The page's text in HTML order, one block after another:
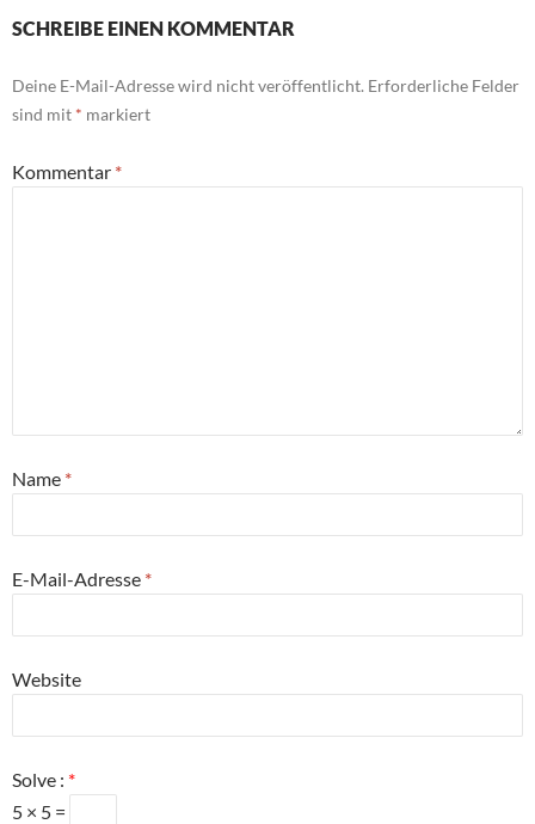
SCHREIBE EINEN KOMMENTAR
Deine E-Mail-Adresse wird nicht veröffentlicht. Erforderliche Felder
sind mit * markiert
Kommentar *
Name *
E-Mail-Adresse *
Website
Solve : *
5 × 5 =